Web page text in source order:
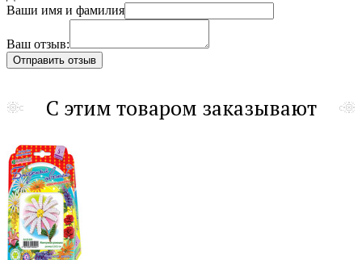
Ваши имя и фамилия
Ваш отзыв:
С этим товаром заказывают